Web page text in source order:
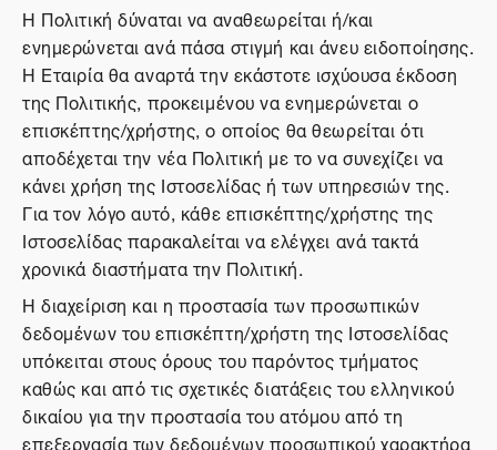
Η Πολιτική δύναται να αναθεωρείται ή/και
ενημερώνεται ανά πάσα στιγμή και άνευ ειδοποίησης.
Η Εταιρία θα αναρτά την εκάστοτε ισχύουσα έκδοση
της Πολιτικής, προκειμένου να ενημερώνεται ο
επισκέπτης/χρήστης, ο οποίος θα θεωρείται ότι
αποδέχεται την νέα Πολιτική με το να συνεχίζει να
κάνει χρήση της Ιστοσελίδας ή των υπηρεσιών της.
Για τον λόγο αυτό, κάθε επισκέπτης/χρήστης της
Ιστοσελίδας παρακαλείται να ελέγχει ανά τακτά
χρονικά διαστήματα την Πολιτική.
Η διαχείριση και η προστασία των προσωπικών
δεδομένων του επισκέπτη/χρήστη της Ιστοσελίδας
υπόκειται στους όρους του παρόντος τμήματος
καθώς και από τις σχετικές διατάξεις του ελληνικού
δικαίου για την προστασία του ατόμου από τη
επεξεργασία των δεδομένων προσωπικού χαρακτήρα